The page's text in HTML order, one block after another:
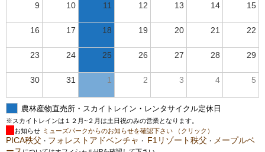
9 10 11 12 13 14 15
16 17 18 19 20 21 22
23 24 25 26 27 28 29
30 31 1 2 3 4 5
農林産物直売所・スカイトレイン・レンタサイクル定休日
※スカイトレインは１２月~２月は土日祝のみの営業となります。
お知らせ ミューズパークからのお知らせを確認下さい （クリック）
PICA秩父 ・ フォレストアドベンチャ ・ F1リゾート秩父 ・ メープルベ